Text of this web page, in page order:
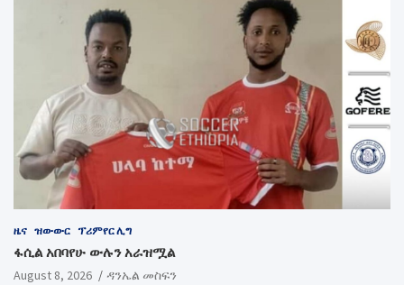
ዜና ዝውውር ፕሪምየር ሊግ
ፋሲል አበባየሁ ውሉን አራዝሟል
August 8, 2026 ዳንኤል መስፍን